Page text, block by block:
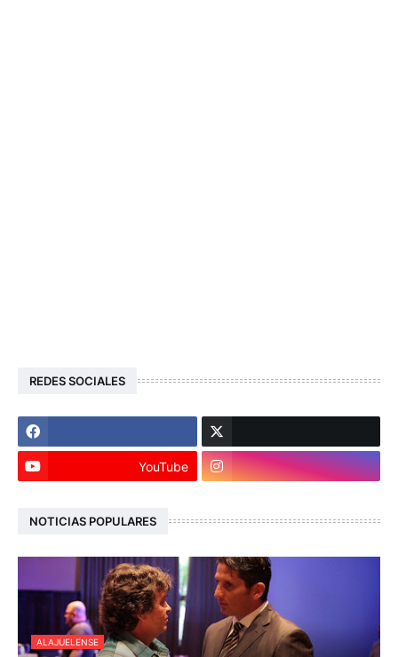
REDES SOCIALES
YouTube
NOTICIAS POPULARES
ALAJUELENSE